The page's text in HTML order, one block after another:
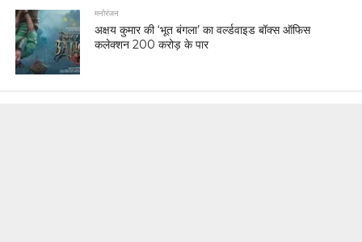
मनोरंजन
अक्षय कुमार की ‘भूत बंगला’ का वर्ल्डवाइड बॉक्स ऑफिस
कलेक्शन 200 करोड़ के पार